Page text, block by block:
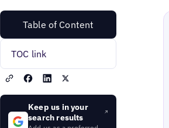
Table of Content
TOC link
Keep us in your
search results